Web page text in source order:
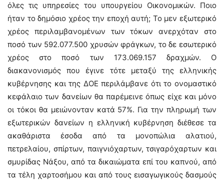
όλες τις υπηρεσίες του υπουργείου Οικονομικών. Ποιο
ήταν το δημόσιο χρέος την εποχή αυτή; Το μεν εξωτερικό
χρέος περιλαμβανομένων των τόκων ανερχόταν στο
ποσό των 592.077.500 χρυσών φράγκων, το δε εσωτερικό
χρέος στο ποσό των 173.069.157 δραχμών. Ο
διακανονισμός που έγινε τότε μεταξύ της ελληνικής
κυβέρνησης και της ΔΟΕ περιλάμβανε ότι το ονομαστικό
κεφάλαιο των δανείων θα παρέμεινε όπως είχε και μόνο
οι τόκοι θα μειώνονταν κατά 57%. Για την πληρωμή των
εξωτερικών δανείων η ελληνική κυβέρνηση διέθεσε τα
ακαθάριστα έσοδα από τα μονοπώλια αλατιού,
πετρελαίου, σπίρτων, παιγνιόχαρτων, τσιγαρόχαρτων και
σμυρίδας Νάξου, από τα δικαιώματα επί του καπνού, από
τα τέλη χαρτοσήμου και από τους εισαγωγικούς δασμούς